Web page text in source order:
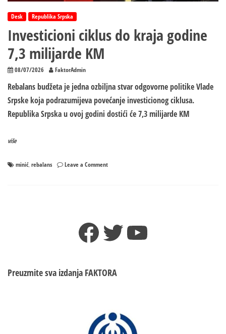
Desk Republika Srpska
Investicioni ciklus do kraja godine
7,3 milijarde KM
08/07/2026 FaktorAdmin
Rebalans budžeta je jedna ozbiljna stvar odgovorne politike Vlade
Srpske koja podrazumijeva povećanje investicionog ciklusa.
Republika Srpska u ovoj godini dostići će 7,3 milijarde KM
više
minić, rebalans Leave a Commenton
7,3
milijarde
Facebook
TwitterYouTube
Preuzmite sva izdanja FAKTORA